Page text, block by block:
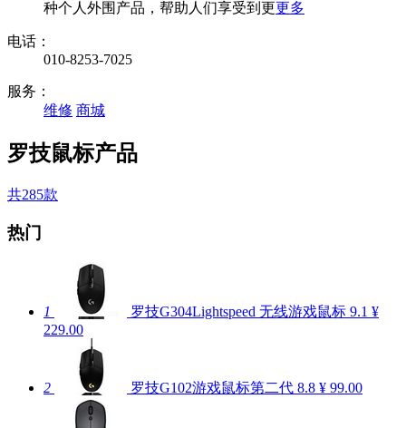
种个人外围产品，帮助人们享受到更更多
电话：
010-8253-7025
服务：
维修 商城
罗技鼠标产品
共285款
热门
1 罗技G304Lightspeed 无线游戏鼠标 9.1 ¥
229.00
2 罗技G102游戏鼠标第二代 8.8 ¥ 99.00